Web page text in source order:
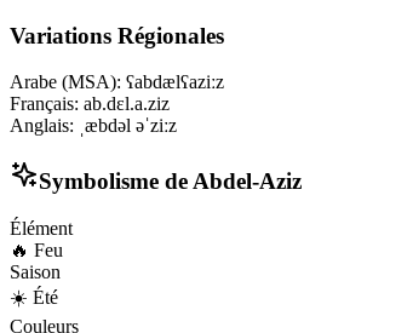
Variations Régionales
Arabe (MSA): ʕabdælʕaziːz
Français: ab.dɛl.a.ziz
Anglais: ˌæbdəl əˈziːz
Symbolisme de Abdel-Aziz
Élément
🔥 Feu
Saison
☀️ Été
Couleurs